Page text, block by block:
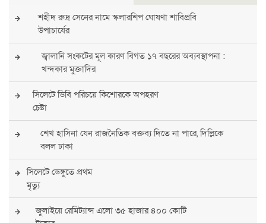
শহীদ রুদ্র সেনের নামে স্কলারশিপ ঘোষণা শাবিপ্রবি
উপাচার্যের
জ্বালানি সংকটের মূল কারণ বিগত ১৭ বছরের অব্যবস্থাপনা :
খন্দকার মুক্তাদির
সিলেটে ডিবি পরিচয়ে কিশোরকে অপহরণ
চেষ্টা
শেখ হাসিনা যেন রাজনৈতিক বক্তব্য দিতে না পারে, দিল্লিকে
বলল ঢাকা
সিলেটে ডেঙ্গুতে প্রথম
মৃত্যু
জুলাইয়ে রেমিট্যান্স এলো ৩৫ হাজার ৪০০ কোটি